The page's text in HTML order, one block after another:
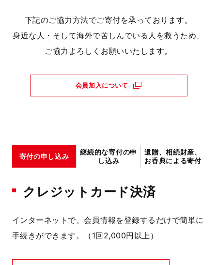
下記のご協力方法でご寄付を承っております。
身近な人・そして海外で苦しんでいる人を救うため、
ご協力よろしくお願いいたします。
会員加入について
寄付の申し込み
継続的な寄付の申
し込み
遺贈、相続財産、
お香典による寄付
クレジットカード決済
インターネットで、会員情報を登録するだけで簡単に
手続きができます。（1回2,000円以上）